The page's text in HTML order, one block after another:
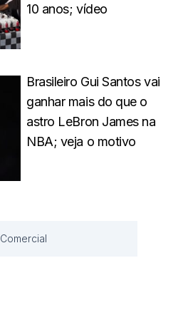
10 anos; vídeo
Brasileiro Gui Santos vai
ganhar mais do que o
astro LeBron James na
NBA; veja o motivo
Comercial